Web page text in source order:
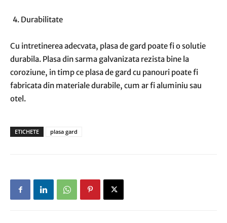
Durabilitate
Cu intretinerea adecvata, plasa de gard poate fi o solutie
durabila. Plasa din sarma galvanizata rezista bine la
coroziune, in timp ce plasa de gard cu panouri poate fi
fabricata din materiale durabile, cum ar fi aluminiu sau
otel.
ETICHETE plasa gard